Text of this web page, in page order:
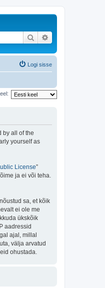
Otsi
Logi sisse
by all of the
yourself as
License”
ja ei või teha.
sa, et kõik
ei ole me
ükskõik
aadressid
ajal, millal
välja arvatud
ohustada.